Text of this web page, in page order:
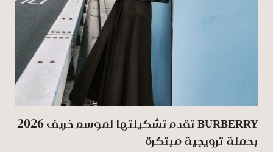
BURBERRY تقدم تشكيلتها لموسم خريف 2026
بحملة ترويجية مبتكرة